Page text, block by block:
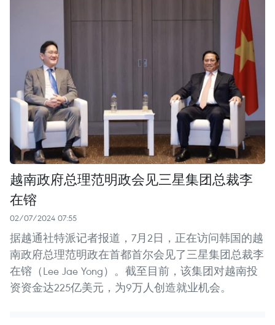
越南政府总理范明政会见三星集团总裁李
在镕
02/07/2024 07:55
据越通社特派记者报道，7月2日，正在访问韩国的越
南政府总理范明政在首都首尔会见了三星集团总裁李
在镕（Lee Jae Yong）。截至目前，该集团对越南投
资资金达225亿美元，为9万人创造就业机会。